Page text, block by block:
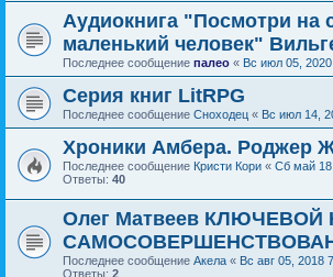
Аудиокнига "Посмотри на
маленький человек"
Последнее сообщение палео « Вс июл 05,
Серия книг LitRPG
Последнее сообщение Сноходец « Вс июл 14,
Хроники Амбера. Роджер
Последнее сообщение Кристи Кори « Сб май
Ответы: 40
Олег Матвеев
Последнее сообщение Акела « Вс авг 05, 2018
Ответы: 2